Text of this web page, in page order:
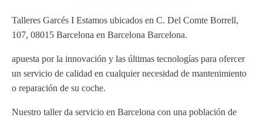
Talleres Garcés I Estamos ubicados en C. Del Comte Borrell,
107, 08015 Barcelona en Barcelona Barcelona.
apuesta por la innovación y las últimas tecnologías para ofercer
un servicio de calidad en cualquier necesidad de mantenimiento
o reparación de su coche.
Nuestro taller da servicio en Barcelona con una población de